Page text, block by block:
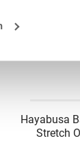
Hayabusa
Stretch